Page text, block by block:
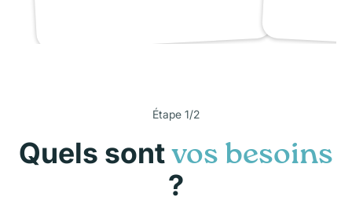
Étape 1/2
Quels sont vos besoins
?